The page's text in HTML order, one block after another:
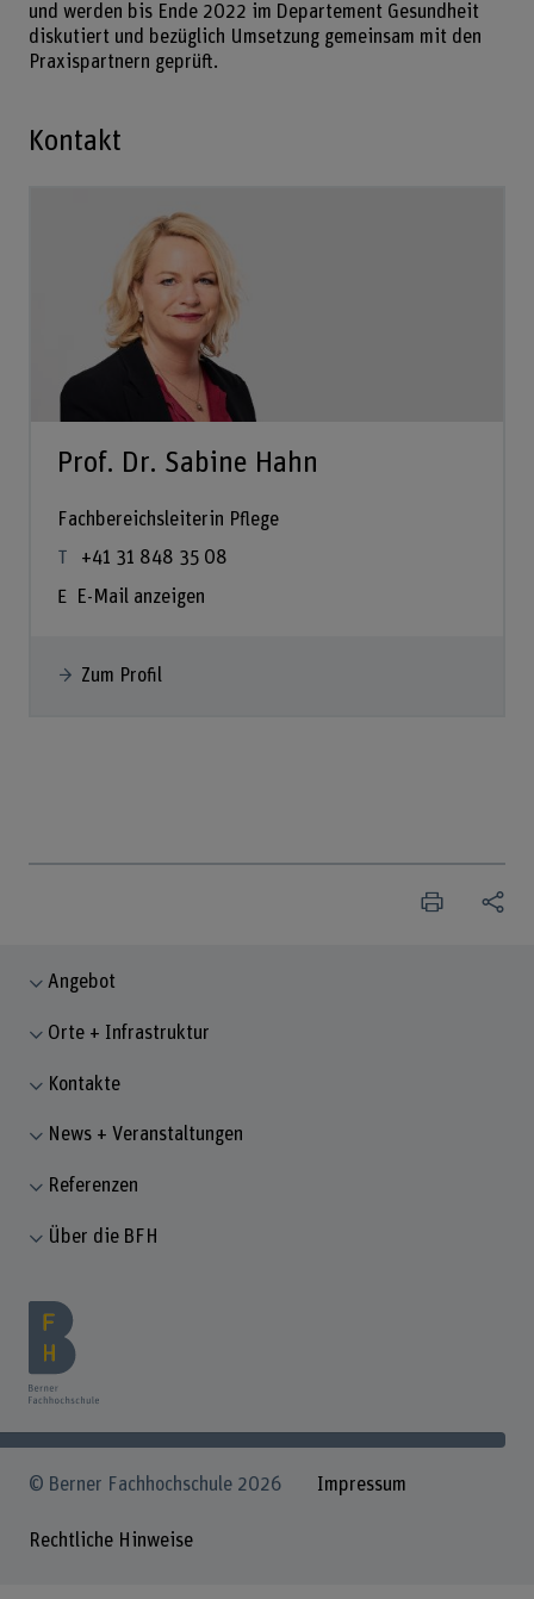
und werden bis Ende 2022 im Departement Gesundheit
diskutiert und bezüglich Umsetzung gemeinsam mit den
Praxispartnern geprüft.
Kontakt
Prof. Dr. Sabine Hahn
Fachbereichsleiterin Pflege
+41 31 848 35 08
E-Mail anzeigen
Zum Profil
Angebot
Orte + Infrastruktur
Kontakte
News + Veranstaltungen
Referenzen
Über die BFH
© Berner Fachhochschule 2026 Impressum
Rechtliche Hinweise